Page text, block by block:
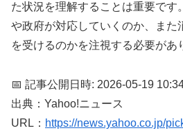
た状況を理解することは重要です
や政府が対応していくのか、また
を受けるのかを注視する必要があ
📅 記事公開日時: 2026-05-19
出典：Yahoo!ニュース
URL： https://news.yahoo.co.jp/